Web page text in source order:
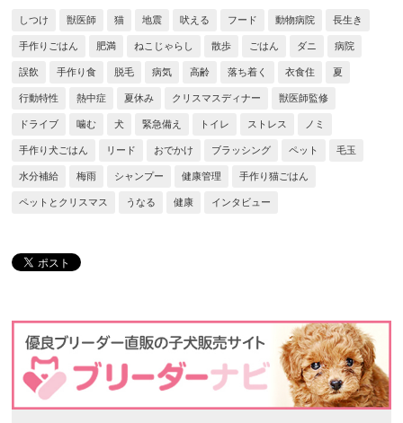
しつけ 獣医師 猫 地震 吠える フード 動物病院 長生き
手作りごはん 肥満 ねこじゃらし 散歩 ごはん ダニ 病院
誤飲 手作り食 脱毛 病気 高齢 落ち着く 衣食住 夏
行動特性 熱中症 夏休み クリスマスディナー 獣医師監修
ドライブ 噛む 犬 緊急備え トイレ ストレス ノミ
手作り犬ごはん リード おでかけ ブラッシング ペット 毛玉
水分補給 梅雨 シャンプー 健康管理 手作り猫ごはん
ペットとクリスマス うなる 健康 インタビュー